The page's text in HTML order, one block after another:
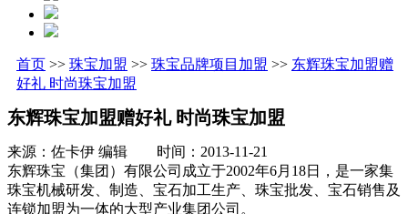
首页 >> 珠宝加盟 >> 珠宝品牌项目加盟 >> 东辉珠宝加盟赠
好礼 时尚珠宝加盟
东辉珠宝加盟赠好礼 时尚珠宝加盟
来源：佐卡伊 编辑 时间：2013-11-21
东辉珠宝（集团）有限公司成立于2002年6月18日，是一家集
珠宝机械研发、制造、宝石加工生产、珠宝批发、宝石销售及
连锁加盟为一体的大型产业集团公司。